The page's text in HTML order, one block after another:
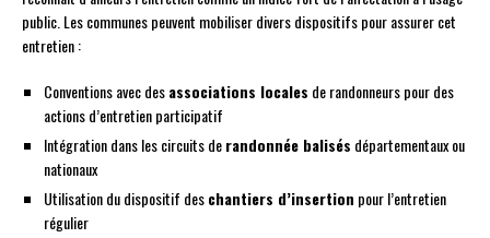
public. Les communes peuvent mobiliser divers dispositifs pour assurer cet
entretien :
Conventions avec desassociations locales de randonneurs pour des
actions d’entretien participatif
Intégration dans les circuits derandonnée balisés départementaux ou
nationaux
Utilisation du dispositif deschantiers d’insertion pour l’entretien
régulier